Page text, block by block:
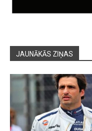
JAUNĀKĀS ZIŅAS